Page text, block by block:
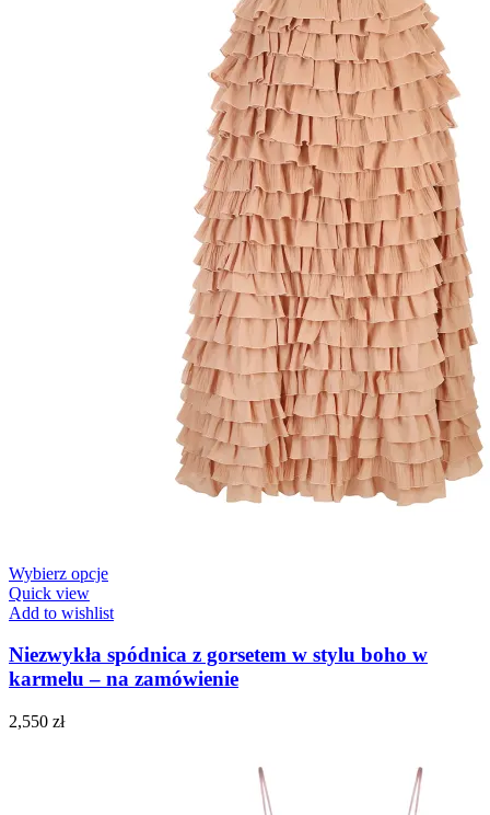
Wybierz opcje
Quick view
Add to wishlist
Niezwykła spódnica z gorsetem w stylu boho w
karmelu – na zamówienie
2,550 zł